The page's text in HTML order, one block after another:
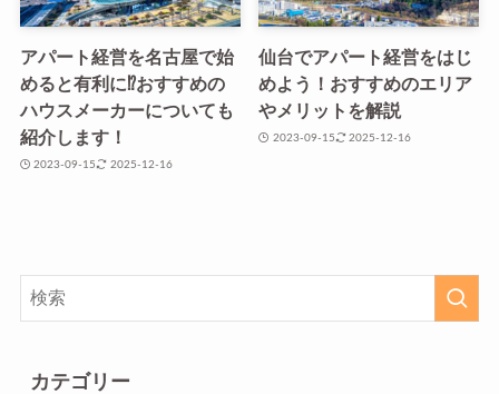
アパート経営を名古屋で始
めると有利に⁉おすすめの
ハウスメーカーについても
紹介します！
2023-09-15 2025-12-16
仙台でアパート経営をはじ
めよう！おすすめのエリア
やメリットを解説
2023-09-15 2025-12-16
カテゴリー